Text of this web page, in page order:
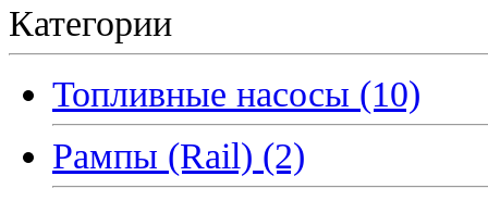
Категории
Топливные насосы (10)
Рампы (Rail) (2)